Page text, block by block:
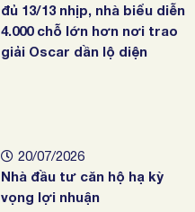
đủ 13/13 nhịp, nhà biểu diễn
4.000 chỗ lớn hơn nơi trao
giải Oscar dần lộ diện
20/07/2026
Nhà đầu tư căn hộ hạ kỳ
vọng lợi nhuận